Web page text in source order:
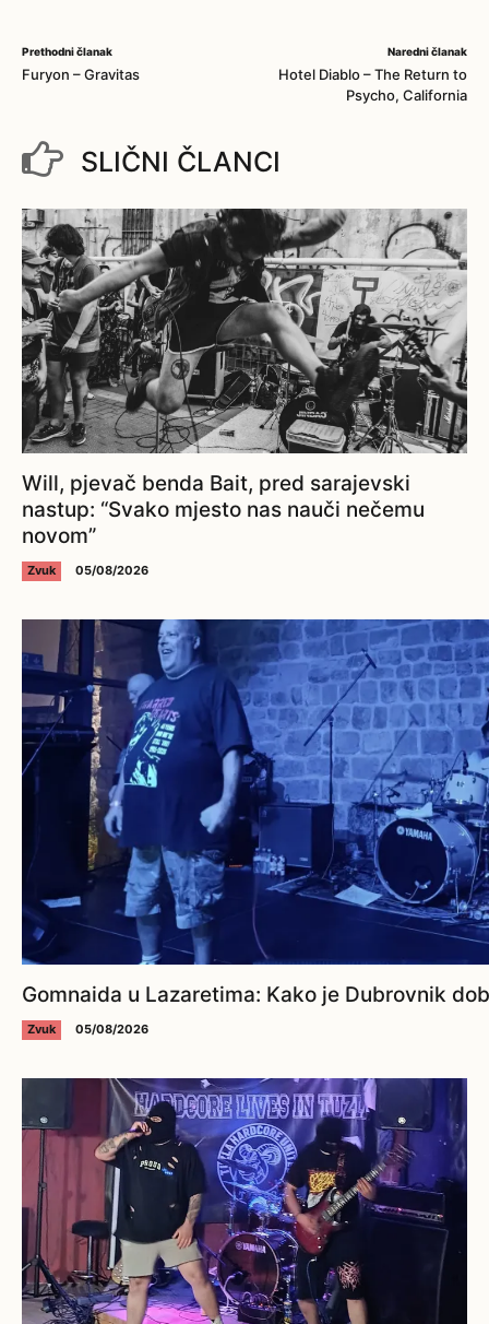
Prethodni članak
Furyon – Gravitas
Naredni članak
Hotel Diablo – The Return to
Psycho, California
SLIČNI ČLANCI
Will, pjevač benda Bait, pred sarajevski
nastup: “Svako mjesto nas nauči nečemu
novom”
Zvuk 05/08/2026
Gomnaida u Lazaretima: Kako je Dubrovnik
Zvuk 05/08/2026